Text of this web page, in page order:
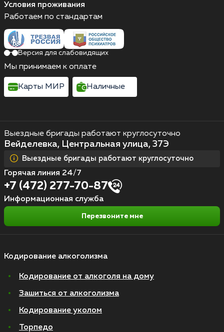
Условия проживания
Кодирование алкоголизма
Кодирование от алкоголя на дому
Зашиться от алкоголизма
Кодирование уколом
Торпедо
Выездные бригады работают круглосуточно
Вейделевка, Центральная улица, 37Э
Выездные бригады работают круглосуточно
Горячая линия 24/7
+7 (472) 277-70-87
Информационная служба
Перезвоните мне
Работаем по стандартам
Версия для слабовидящих
Мы принимаем к оплате
Карты МИР Наличные